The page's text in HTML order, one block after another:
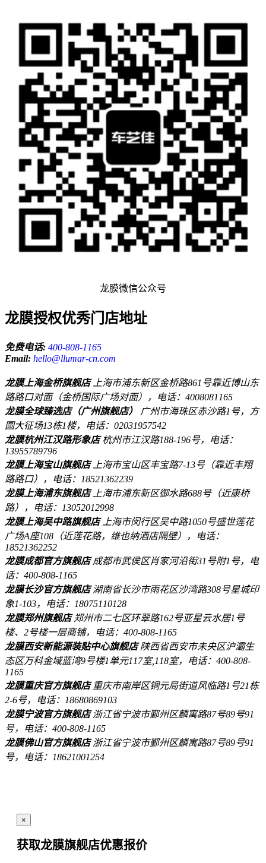
龙膜微信公众号
龙膜授权优秀门店地址
免费电话: 400-808-1165
Email: hello@llumar-cn.com
龙膜上海金桥旗舰店 上海市浦东新区金桥路861号靠近博山东
路路口对面（金桥国际广场对面），电话：4008081165
龙膜全球臻选店（广州旗舰店）
广州市海珠区赤沙路1号，方
圆大征场13栋1楼，电话：02031957542
龙膜杭州江汉路形象店杭州市江汉路188-196号，电话：
13955789796
龙膜上海宝山旗舰店 上海市宝山区丰宝路7-13号（靠近丰翔
路路口），电话：18521362239
龙膜上海浦东旗舰店 上海市浦东新区御水路688号（近康桥
路），电话：13052012998
龙膜上海吴中路旗舰店 上海市闵行区吴中路1050号盛世莲花
广场A座108（近莲花路，维也纳酒店隔壁），电话：
18521362252
龙膜成都官方旗舰店成都市武侯区肖家河沿街31号附1号，电
话：400-808-1165
龙膜长沙官方旗舰店湖南省长沙市雨花区沙湾路308号星城印
象1-103，电话：18075110128
龙膜郑州旗舰店郑州市二七区环翠路162号亚星云水居1号
楼、2号楼一层商铺，电话：400-808-1165
龙膜西安新能源装贴中心旗舰店陕西省西安市未央区沪灞生
态区万科金域蓝湾9号楼1单元117室,118室，电话：400-808-
1165
龙膜重庆官方旗舰店重庆市南岸区铜元局街道风临路1号21栋
2-6号，电话：18680869103
龙膜宁波官方旗舰店浙江省宁波市鄞州区麟寓路87号89号91
号，电话：400-808-1165
龙膜佛山官方旗舰店浙江省宁波市鄞州区麟寓路87号89号91
号，电话：18621001254
×
获取龙膜旗舰店优惠报价